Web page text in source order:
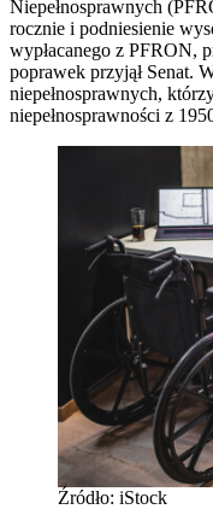
Niepełnosprawnych
rocznie i podniesienie
wypłacanego z PFRON,
poprawek przyjął Senat.
niepełnosprawnych,
niepełnosprawności z
Źródło: iStock